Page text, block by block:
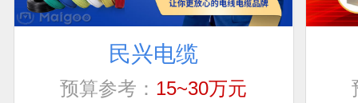
民兴电缆
福建省莆田市荔